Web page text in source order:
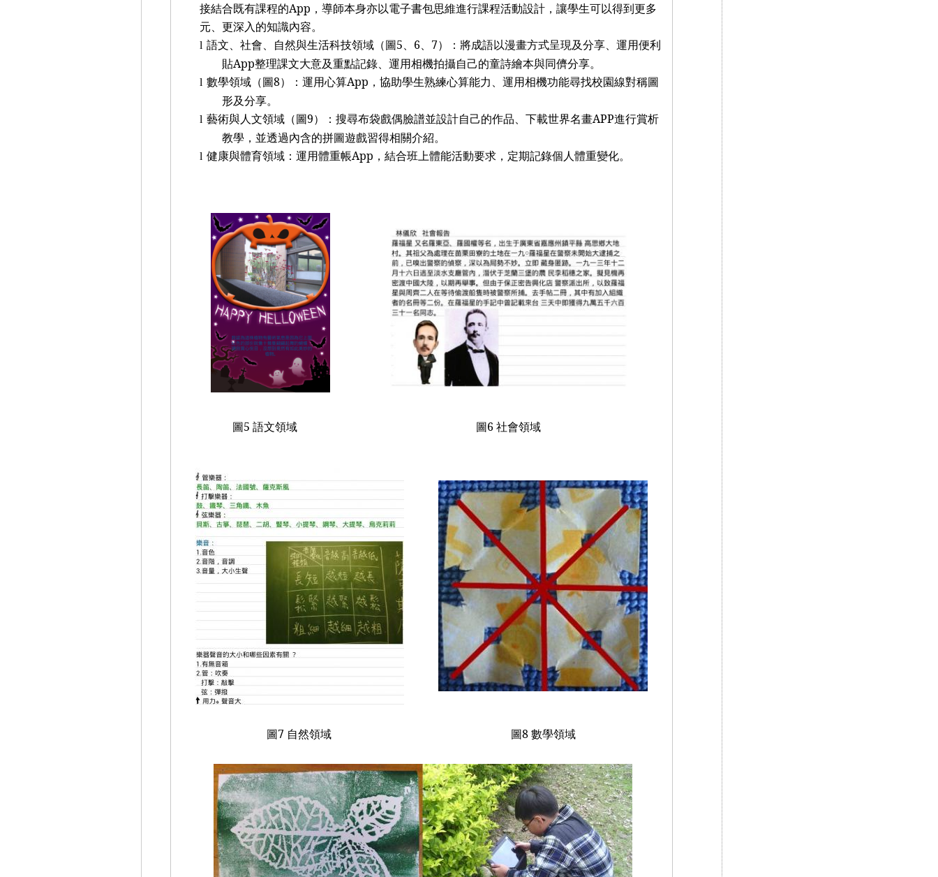
接結合既有課程的App ，導師本身亦以電子書包思維進行課程活動設計，讓學生可以得到更多
元、更深入的知識內容。
l 語文、社會、自然與生活科技領域（圖5、 6、 7）：將成語以漫畫方式呈現及分享、運用便利
貼App整理課文大意及重點記錄、運用相機拍攝自己的童詩繪本與同儕分享。
l 數學領域（圖8）：運用心算App ，協助學生熟練心算能力、運用相機功能尋找校園線對稱圖
形及分享。
l 藝術與人文領域（圖9）：搜尋布袋戲偶臉譜並設計自己的作品、下載世界名畫APP進行賞析
教學，並透過內含的拼圖遊戲習得相關介紹。
l 健康與體育領域：運用體重帳App ，結合班上體能活動要求，定期記錄個人體重變化。
圖5 語文領域 圖6 社會領域
圖7 自然領域 圖8數學領域